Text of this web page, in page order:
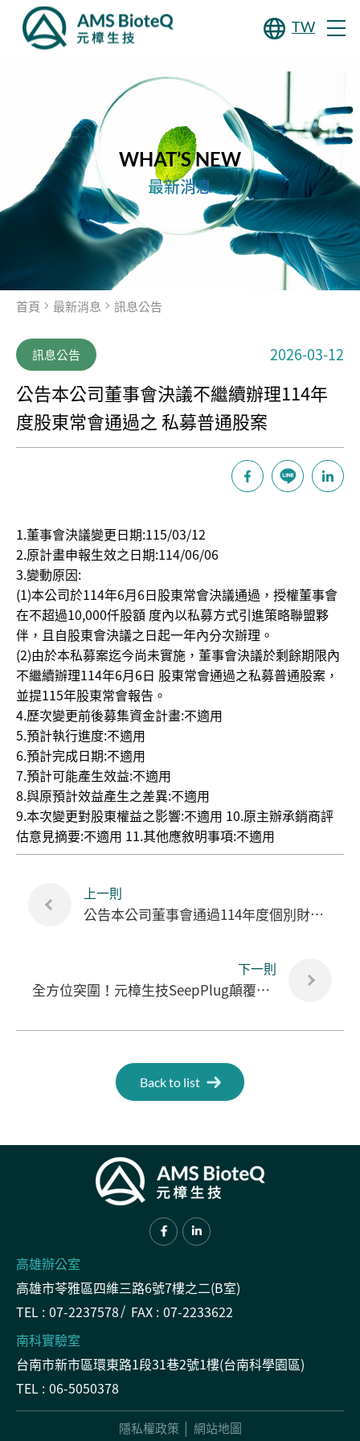
TW
WHAT’S NEW
最新消息
首頁 最新消息 訊息公告
訊息公告 2026-03-12
公告本公司董事會決議不繼續辦理114年
度股東常會通過之 私募普通股案
1.董事會決議變更日期:115/03/12
2.原計畫申報生效之日期:114/06/06
3.變動原因:
(1)本公司於114年6月6日股東常會決議通過，授權董事會
在不超過10,000仟股額 度內以私募方式引進策略聯盟夥
伴，且自股東會決議之日起一年內分次辦理。
(2)由於本私募案迄今尚未實施，董事會決議於剩餘期限內
不繼續辦理114年6月6日 股東常會通過之私募普通股案，
並提115年股東常會報告。
4.歷次變更前後募集資金計畫:不適用
5.預計執行進度:不適用
6.預計完成日期:不適用
7.預計可能產生效益:不適用
8.與原預計效益產生之差異:不適用
9.本次變更對股東權益之影響:不適用 10.原主辦承銷商評
估意見摘要:不適用 11.其他應敘明事項:不適用
上一則
公告本公司董事會通過114年度個別財務報告
下一則
全方位突圍！元樟生技SeepPlug顛覆傳統水草 助台灣蘭業強勢應對關稅挑戰
Back to list
高雄辦公室
高雄市苓雅區四維三路6號7樓之二(B室)
TEL : 07-2237578 FAX : 07-2233622
南科實驗室
台南市新市區環東路1段31巷2號1樓(台南科學園區)
TEL : 06-5050378
隱私權政策 網站地圖